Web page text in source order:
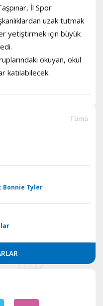
İl Spor
uzak tutmak
yetiştirmek için büyük
okuyan, okul
katılabilecek.
Tümü
Bonnie Tyler